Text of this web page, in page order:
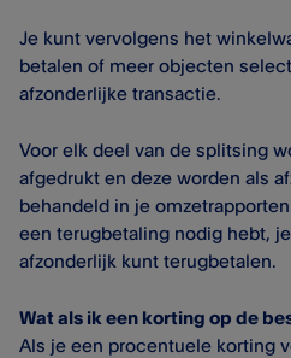
Je kunt vervolgens het
betalen of meer objecten
afzonderlijke transactie.
Voor elk deel van de splitsing
afgedrukt en deze worden als
behandeld in je
een terugbetaling nodig hebt,
afzonderlijk kunt terugbetalen.
Wat als ik een korting op de
Als je een procentuele korting